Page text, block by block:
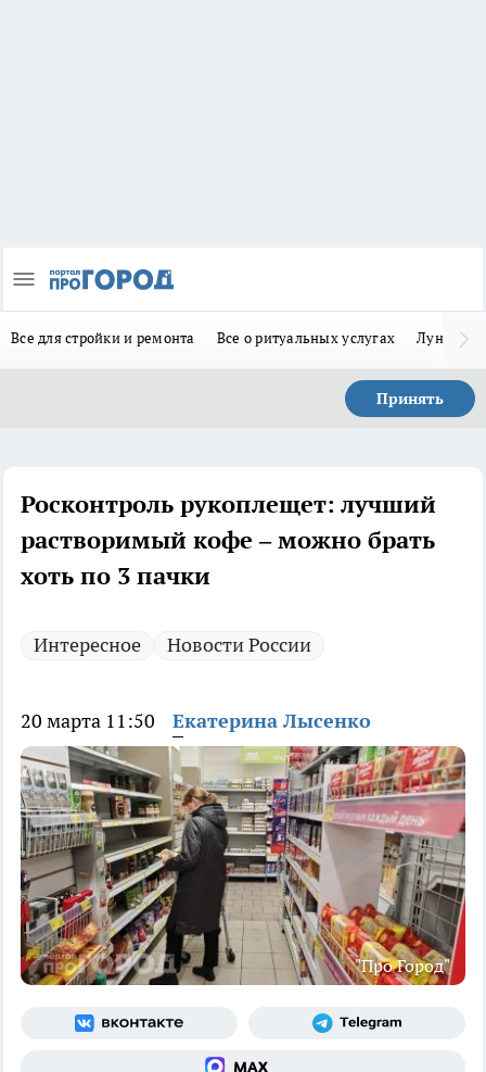
Все для стройки и ремонта Все о ритуальных услугах Лунно-
Принять
Росконтроль рукоплещет: лучший
растворимый кофе – можно брать
хоть по 3 пачки
Интересное Новости России
20 марта 11:50 Екатерина Лысенко
"Про Город"